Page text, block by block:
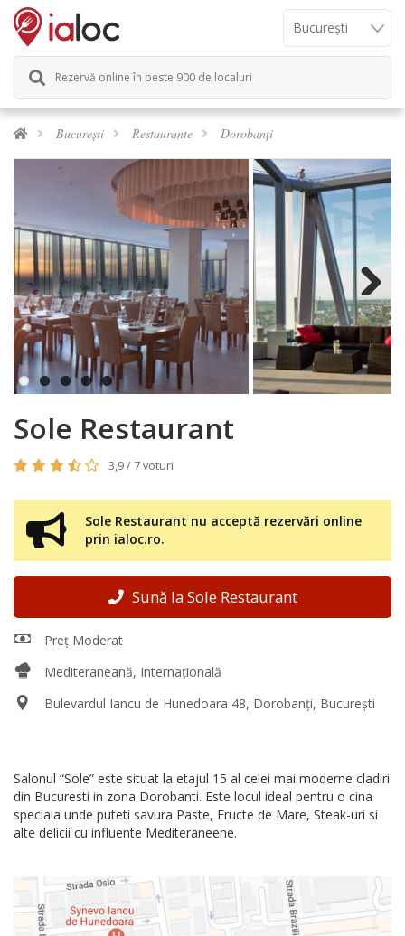
Rezervă online în peste 900 de localuri
București Restaurante Dorobanți
Next
Sole Restaurant
3,9 / 7 voturi
Sole Restaurant nu acceptă rezervări online
prin ialoc.ro.
Sună la Sole Restaurant
Preț Moderat
Mediteraneană, Internațională
Bulevardul Iancu de Hunedoara 48, Dorobanți, București
Salonul “Sole” este situat la etajul 15 al celei mai moderne cladiri
din Bucuresti in zona Dorobanti. Este locul ideal pentru o cina
speciala unde puteti savura Paste, Fructe de Mare, Steak-uri si
alte delicii cu influente Mediteraneene.